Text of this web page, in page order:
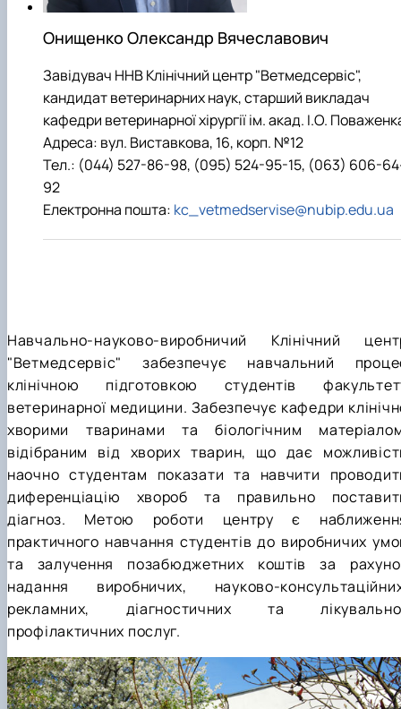
НОВИНИ
факультетом ветеринарної медицини …
Вступ 2022 рік
Вступ 2020 рік
Вступ 2018 рік
Онищенко Олександр Вячеславович
Завідувач ННВ Клінічний центр "Ветмедсервіс",
кандидат ветеринарних наук, старший викладач
кафедри ветеринарної хірургії ім. акад. І.О.
Адреса: вул. Виставкова, 16, корп. №12
Тел.: (044) 527-86-98, (095) 524-95-15, (063) 606-
92
Електронна пошта: kc_vetmedservise@nubip.edu.ua
Навчально-науково-виробничий Клінічний
"Ветмедсервіс" забезпечує навчальний
клінічною підготовкою студентів
ветеринарної медицини. Забезпечує кафедри
хворими тваринами та біологічним
відібраним від хворих тварин, що дає
наочно студентам показати та навчити
диференціацію хвороб та правильно
діагноз. Метою роботи центру є
практичного навчання студентів до виробничих
та залучення позабюджетних коштів за
надання виробничих, науково-
рекламних, діагностичних та
профілактичних послуг.